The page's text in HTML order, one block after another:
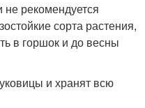
рекомендуется
сорта растения,
в горшок и до весны
и хранят всю